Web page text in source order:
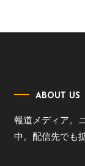
ABOUT US
報道メディア。
中。配信先でも